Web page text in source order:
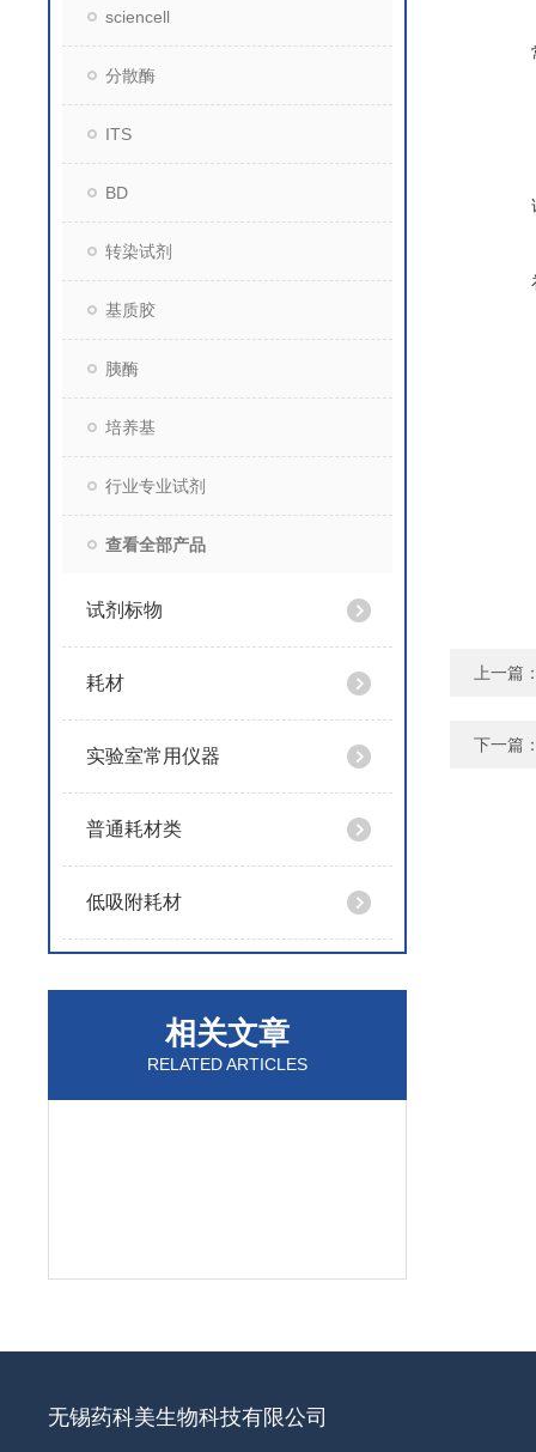
sciencell
分散酶
ITS
BD
转染试剂
基质胶
胰酶
培养基
行业专业试剂
查看全部产品
试剂标物
耗材
实验室常用仪器
普通耗材类
低吸附耗材
相关文章
RELATED ARTICLES
上一篇
下一篇
无锡药科美生物科技有限公司